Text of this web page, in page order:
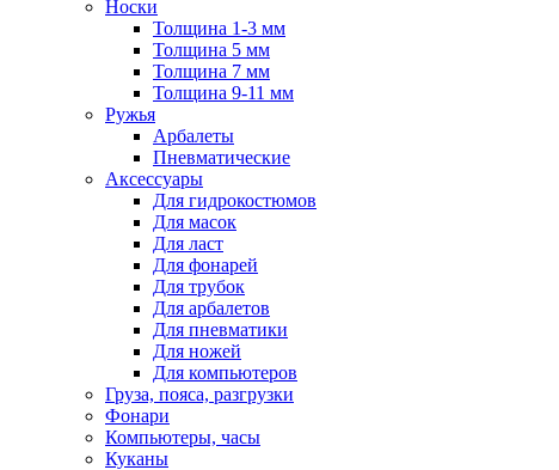
Носки
Толщина 1-3 мм
Толщина 5 мм
Толщина 7 мм
Толщина 9-11 мм
Ружья
Арбалеты
Пневматические
Аксессуары
Для гидрокостюмов
Для масок
Для ласт
Для фонарей
Для трубок
Для арбалетов
Для пневматики
Для ножей
Для компьютеров
Груза, пояса, разгрузки
Фонари
Компьютеры, часы
Куканы